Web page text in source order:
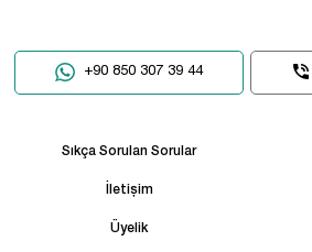
+90 850 307 39 44
Sıkça Sorulan Sorular
İletişim
Üyelik